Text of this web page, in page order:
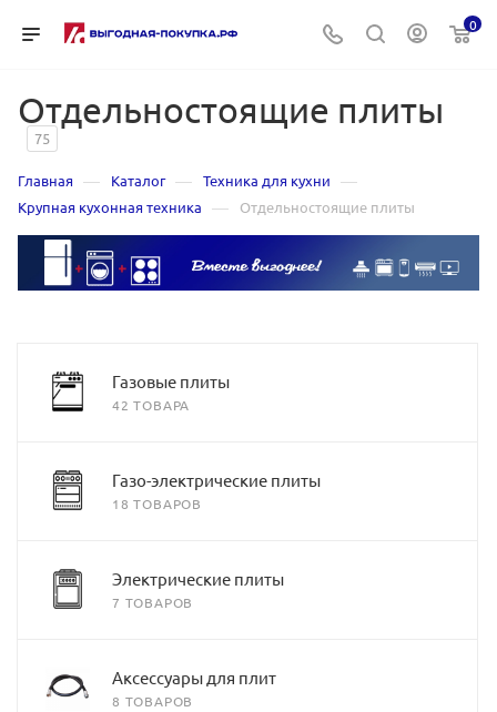
0
Отдельностоящие плиты
75
Главная — Каталог — Техника для кухни —
Крупная кухонная техника — Отдельностоящие плиты
Газовые плиты
42 ТОВАРА
Газо-электрические плиты
18 ТОВАРОВ
Электрические плиты
7 ТОВАРОВ
Аксессуары для плит
8 ТОВАРОВ